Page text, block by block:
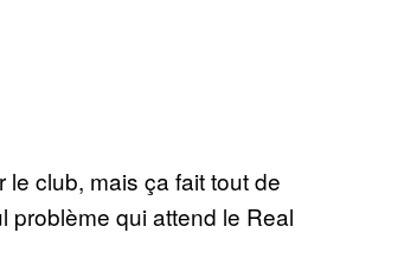
le club, mais ça fait tout de
problème qui attend le Real